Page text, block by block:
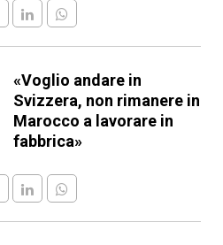
«Voglio andare in
Svizzera, non rimanere in
Marocco a lavorare in
fabbrica»